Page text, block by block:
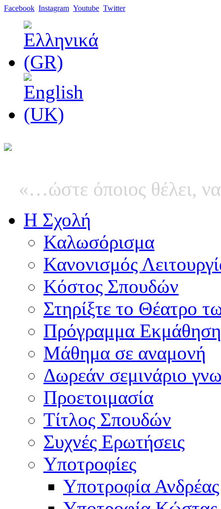
Facebook Instagram Youtube Twitter
«…ώστε όποιος θέλει,
Η Σχολή
Καλωσόρισμα
Κανονισμός
Κόστος Σπουδών
Στηρίξτε το Θέατρο
Πρόγραμμα
Μάθημα σε αναμονή
Δωρεάν σεμινάριο
Προετοιμασία
Τίτλος Σπουδών
Συχνές Ερωτήσεις
Υποτροφίες
Υποτροφία